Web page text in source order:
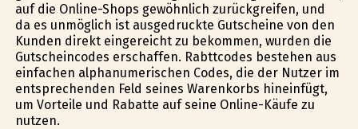
auf die Online-Shops gewöhnlich zurückgreifen, und
da es unmöglich ist ausgedruckte Gutscheine von den
Kunden direkt eingereicht zu bekommen, wurden die
Gutscheincodes erschaffen. Rabttcodes bestehen aus
einfachen alphanumerischen Codes, die der Nutzer im
entsprechenden Feld seines Warenkorbs hineinfügt,
um Vorteile und Rabatte auf seine Online-Käufe zu
nutzen.